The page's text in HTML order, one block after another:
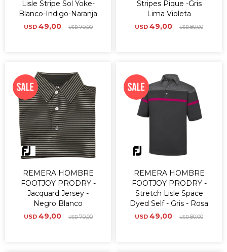
Lisle Stripe Sol Yoke-
Blanco-Indigo-Naranja
USD 49,00 USD70,00
Stripes Pique -Gris
Lima Violeta
USD 49,00 USD80,00
REMERA HOMBRE
FOOTJOY PRODRY -
Jacquard Jersey -
Negro Blanco
USD 49,00 USD70,00
REMERA HOMBRE
FOOTJOY PRODRY -
Stretch Lisle Space
Dyed Self - Gris - Rosa
USD 49,00 USD80,00